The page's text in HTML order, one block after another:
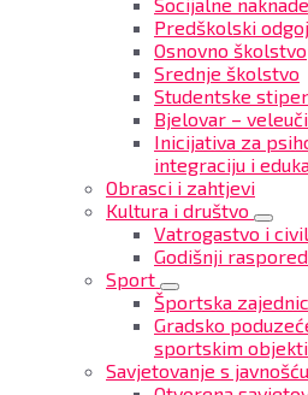
Predškolski odgoj
Osnovno školstvo
Srednje školstvo
Studentske
Bjelovar –
Inicijativa za
integraciju i
Obrasci i zahtjevi
Kultura i društvo
Vatrogastvo i
Godišnji
Sport
Športska
Gradsko
sportskim
Savjetovanje s javnošću